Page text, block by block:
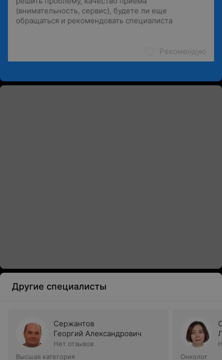
Рекомендую
Другие специалисты
Сержантов
Георгий Александрович
Нет отзывов
Высшая категория
Онколог